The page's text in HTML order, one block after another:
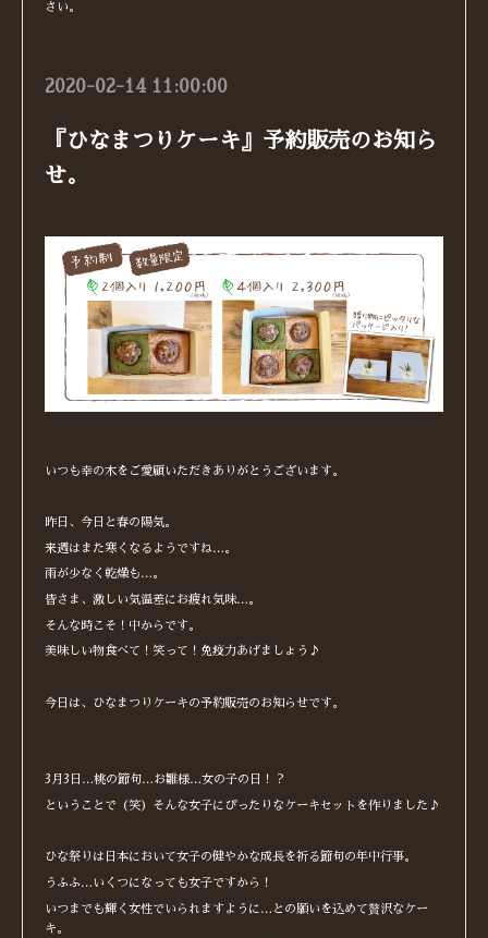
さい。
2020-02-14 11:00:00
『ひなまつりケーキ』予約販売のお知ら
せ。
いつも幸の木をご愛顧いただきありがとうございます。
昨日、今日と春の陽気。
来週はまた寒くなるようですね…。
雨が少なく乾燥も…。
皆さま、激しい気温差にお疲れ気味…。
そんな時こそ！中からです。
美味しい物食べて！笑って！免疫力あげましょう♪
今日は、ひなまつりケーキの予約販売のお知らせです。
3月3日…桃の節句…お雛様…女の子の日！？
ということで（笑）そんな女子にぴったりなケーキセットを作りました♪
ひな祭りは日本において女子の健やかな成長を祈る節句の年中行事。
うふふ…いくつになっても女子ですから！
いつまでも輝く女性でいられますように…との願いを込めて贅沢なケー
キ。